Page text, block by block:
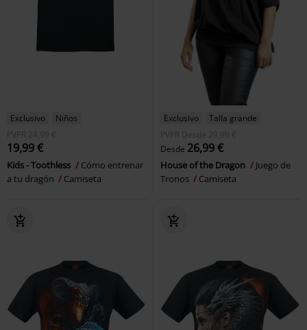
Exclusivo
Niños
PVPR 24,99 €
19,99 €
Kids - Toothless
Cómo entrenar
a tu dragón
Camiseta
Exclusivo
Talla grande
PVPR
Desde 29,99 €
Desde 26,99 €
House of the Dragon
Juego de
Tronos
Camiseta